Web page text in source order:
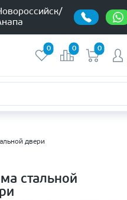
0 0 0
двери
стальной